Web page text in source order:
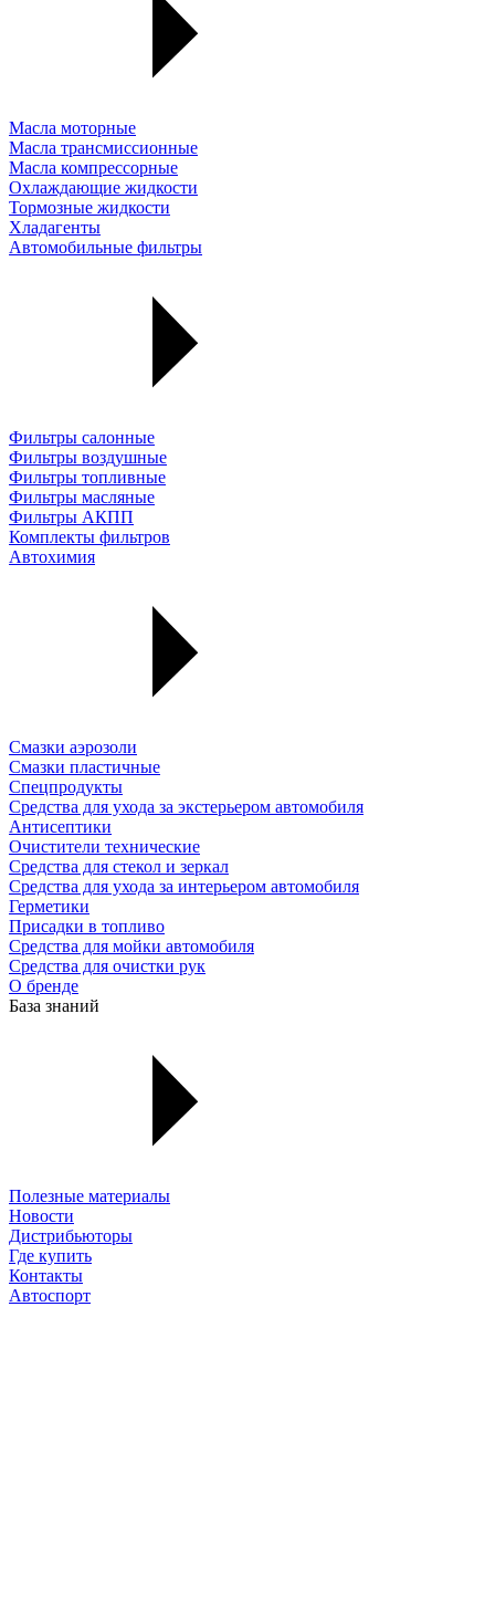
Масла моторные
Масла трансмиссионные
Масла компрессорные
Охлаждающие жидкости
Тормозные жидкости
Хладагенты
Автомобильные фильтры
Фильтры салонные
Фильтры воздушные
Фильтры топливные
Фильтры масляные
Фильтры АКПП
Комплекты фильтров
Автохимия
Смазки аэрозоли
Смазки пластичные
Спецпродукты
Средства для ухода за экстерьером автомобиля
Антисептики
Очистители технические
Средства для стекол и зеркал
Средства для ухода за интерьером автомобиля
Герметики
Присадки в топливо
Средства для мойки автомобиля
Средства для очистки рук
О бренде
База знаний
Полезные материалы
Новости
Дистрибьюторы
Где купить
Контакты
Автоспорт